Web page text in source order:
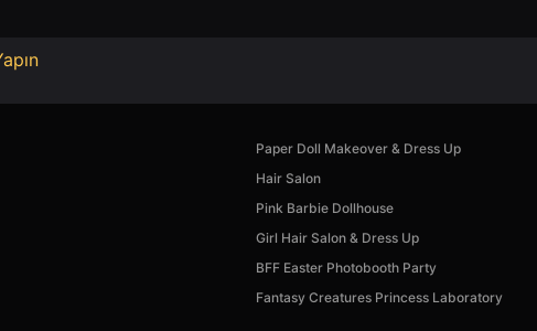
Paper Doll Makeover & Dress Up
Hair Salon
Pink Barbie Dollhouse
Girl Hair Salon & Dress Up
BFF Easter Photobooth Party
Fantasy Creatures Princess Laboratory